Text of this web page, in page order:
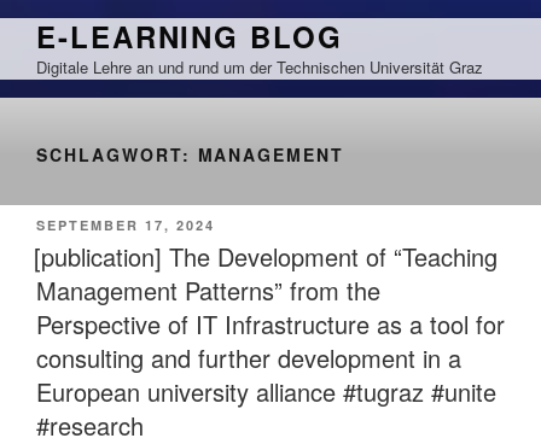
Zum
springen
E-LEARNING BLOG
Digitale Lehre an und rund um der Technischen Universität Graz
SCHLAGWORT: MANAGEMENT
VERÖFFENTLICHT
AM
SEPTEMBER 17, 2024
[publication] The Development of “Teaching
Management Patterns” from the
Perspective of IT Infrastructure as a tool for
consulting and further development in a
European university alliance #tugraz #unite
#research